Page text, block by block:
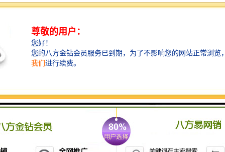
等级 合格
检修便捷，检查井显身手
检查井的设计使得工作人员能够方便地进入地下管线，
进行必要的检修和维护工作。这不仅提高了工作效率，